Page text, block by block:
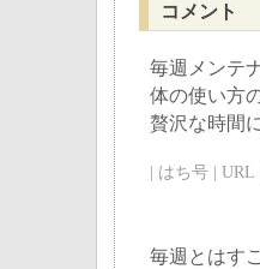
コメント
毎週メンテ
体の使い方
贅沢な時間
| はち号 |
毎週とはす